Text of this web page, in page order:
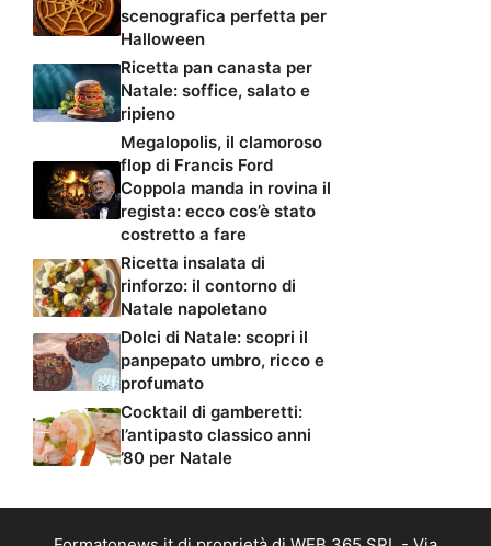
scenografica perfetta per
Halloween
Ricetta pan canasta per
Natale: soffice, salato e
ripieno
Megalopolis, il clamoroso
flop di Francis Ford
Coppola manda in rovina il
regista: ecco cos’è stato
costretto a fare
Ricetta insalata di
rinforzo: il contorno di
Natale napoletano
Dolci di Natale: scopri il
panpepato umbro, ricco e
profumato
Cocktail di gamberetti:
l’antipasto classico anni
’80 per Natale